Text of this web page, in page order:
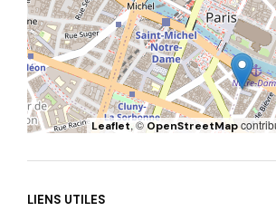
Leaflet, ©OpenStreetMap
LIENS UTILES